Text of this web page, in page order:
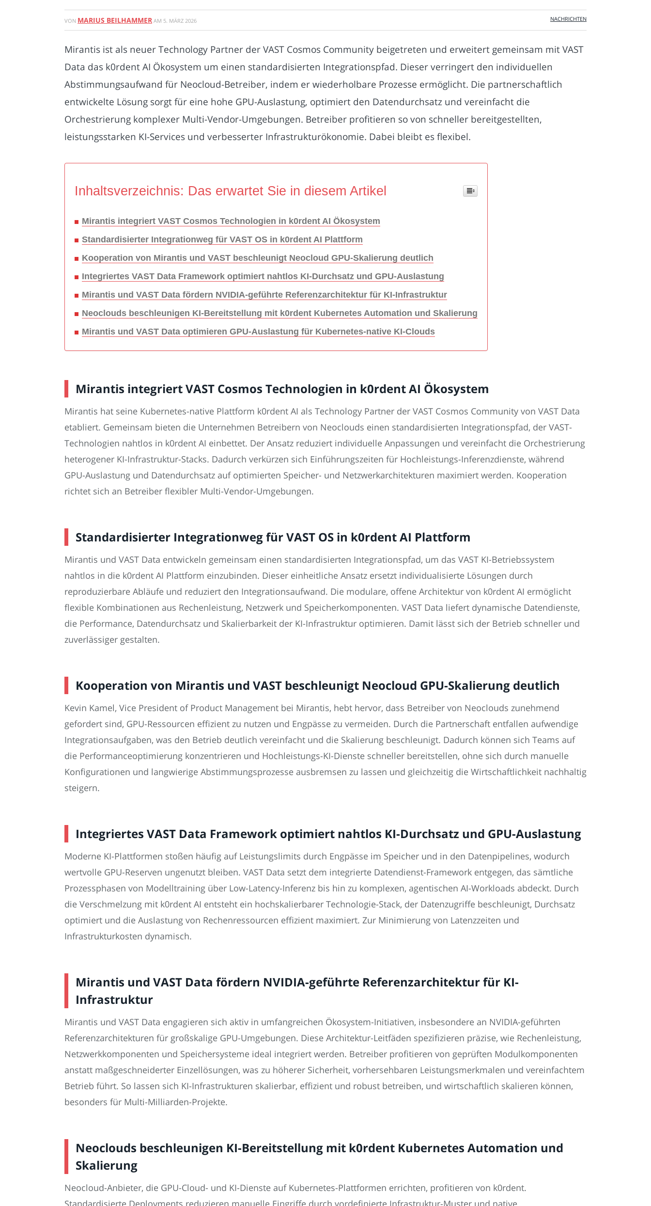
VON MARIUS BEILHAMMER AM 5. MÄRZ 2026 NACHRICHTEN
Mirantis ist als neuer Technology Partner der VAST Cosmos Community beigetreten und erweitert gemeinsam mit VAST
Data das k0rdent AI Ökosystem um einen standardisierten Integrationspfad. Dieser verringert den individuellen
Abstimmungsaufwand für Neocloud-Betreiber, indem er wiederholbare Prozesse ermöglicht. Die partnerschaftlich
entwickelte Lösung sorgt für eine hohe GPU-Auslastung, optimiert den Datendurchsatz und vereinfacht die
Orchestrierung komplexer Multi-Vendor-Umgebungen. Betreiber profitieren so von schneller bereitgestellten,
leistungsstarken KI-Services und verbesserter Infrastrukturökonomie. Dabei bleibt es flexibel.
Inhaltsverzeichnis: Das erwartet Sie in diesem Artikel
Mirantis integriert VAST Cosmos Technologien in k0rdent AI Ökosystem
Standardisierter Integrationweg für VAST OS in k0rdent AI Plattform
Kooperation von Mirantis und VAST beschleunigt Neocloud GPU-Skalierung deutlich
Integriertes VAST Data Framework optimiert nahtlos KI-Durchsatz und GPU-Auslastung
Mirantis und VAST Data fördern NVIDIA-geführte Referenzarchitektur für KI-Infrastruktur
Neoclouds beschleunigen KI-Bereitstellung mit k0rdent Kubernetes Automation und Skalierung
Mirantis und VAST Data optimieren GPU-Auslastung für Kubernetes-native KI-Clouds
Mirantis integriert VAST Cosmos Technologien in k0rdent AI Ökosystem
Mirantis hat seine Kubernetes-native Plattform k0rdent AI als Technology Partner der VAST Cosmos Community von VAST Data
etabliert. Gemeinsam bieten die Unternehmen Betreibern von Neoclouds einen standardisierten Integrationspfad, der VAST-
Technologien nahtlos in k0rdent AI einbettet. Der Ansatz reduziert individuelle Anpassungen und vereinfacht die Orchestrierung
heterogener KI-Infrastruktur-Stacks. Dadurch verkürzen sich Einführungszeiten für Hochleistungs-Inferenzdienste, während
GPU-Auslastung und Datendurchsatz auf optimierten Speicher- und Netzwerkarchitekturen maximiert werden. Kooperation
richtet sich an Betreiber flexibler Multi-Vendor-Umgebungen.
Standardisierter Integrationweg für VAST OS in k0rdent AI Plattform
Mirantis und VAST Data entwickeln gemeinsam einen standardisierten Integrationspfad, um das VAST KI-Betriebssystem
nahtlos in die k0rdent AI Plattform einzubinden. Dieser einheitliche Ansatz ersetzt individualisierte Lösungen durch
reproduzierbare Abläufe und reduziert den Integrationsaufwand. Die modulare, offene Architektur von k0rdent AI ermöglicht
flexible Kombinationen aus Rechenleistung, Netzwerk und Speicherkomponenten. VAST Data liefert dynamische Datendienste,
die Performance, Datendurchsatz und Skalierbarkeit der KI-Infrastruktur optimieren. Damit lässt sich der Betrieb schneller und
zuverlässiger gestalten.
Kooperation von Mirantis und VAST beschleunigt Neocloud GPU-Skalierung deutlich
Kevin Kamel, Vice President of Product Management bei Mirantis, hebt hervor, dass Betreiber von Neoclouds zunehmend
gefordert sind, GPU-Ressourcen effizient zu nutzen und Engpässe zu vermeiden. Durch die Partnerschaft entfallen aufwendige
Integrationsaufgaben, was den Betrieb deutlich vereinfacht und die Skalierung beschleunigt. Dadurch können sich Teams auf
die Performanceoptimierung konzentrieren und Hochleistungs-KI-Dienste schneller bereitstellen, ohne sich durch manuelle
Konfigurationen und langwierige Abstimmungsprozesse ausbremsen zu lassen und gleichzeitig die Wirtschaftlichkeit nachhaltig
steigern.
Integriertes VAST Data Framework optimiert nahtlos KI-Durchsatz und GPU-Auslastung
Moderne KI-Plattformen stoßen häufig auf Leistungslimits durch Engpässe im Speicher und in den Datenpipelines, wodurch
wertvolle GPU-Reserven ungenutzt bleiben. VAST Data setzt dem integrierte Datendienst-Framework entgegen, das sämtliche
Prozessphasen von Modelltraining über Low-Latency-Inferenz bis hin zu komplexen, agentischen AI-Workloads abdeckt. Durch
die Verschmelzung mit k0rdent AI entsteht ein hochskalierbarer Technologie-Stack, der Datenzugriffe beschleunigt, Durchsatz
optimiert und die Auslastung von Rechenressourcen effizient maximiert. Zur Minimierung von Latenzzeiten und
Infrastrukturkosten dynamisch.
Mirantis und VAST Data fördern NVIDIA-geführte Referenzarchitektur für KI-
Infrastruktur
Mirantis und VAST Data engagieren sich aktiv in umfangreichen Ökosystem-Initiativen, insbesondere an NVIDIA-geführten
Referenzarchitekturen für großskalige GPU-Umgebungen. Diese Architektur-Leitfäden spezifizieren präzise, wie Rechenleistung,
Netzwerkkomponenten und Speichersysteme ideal integriert werden. Betreiber profitieren von geprüften Modulkomponenten
anstatt maßgeschneiderter Einzellösungen, was zu höherer Sicherheit, vorhersehbaren Leistungsmerkmalen und vereinfachtem
Betrieb führt. So lassen sich KI-Infrastrukturen skalierbar, effizient und robust betreiben, und wirtschaftlich skalieren können,
besonders für Multi-Milliarden-Projekte.
Neoclouds beschleunigen KI-Bereitstellung mit k0rdent Kubernetes Automation und
Skalierung
Neocloud-Anbieter, die GPU-Cloud- und KI-Dienste auf Kubernetes-Plattformen errichten, profitieren von k0rdent.
Standardisierte Deployments reduzieren manuelle Eingriffe durch vordefinierte Infrastruktur-Muster und native